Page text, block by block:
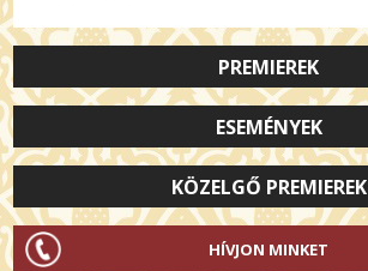
PREMIEREK
ESEMÉNYEK
KÖZELGŐ PREMIEREK
HÍVJON MINKET